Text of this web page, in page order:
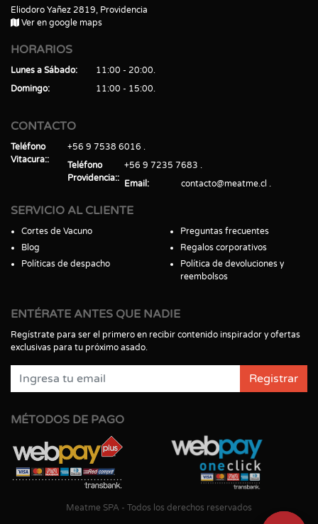
Eliodoro Yañez 2819, Providencia
Ver en google maps
HORARIOS
Lunes a Sábado
11:00 - 20:00
Domingo
11:00 - 15:00
CONTACTO
Teléfono
Vitacura:
+56 9 7538 6016
Teléfono
Providencia:
+56 9 7235 7683
Email
contacto@meatme.cl
SERVICIO AL CLIENTE
Cortes de Vacuno
Blog
Políticas de despacho
Preguntas frecuentes
Regalos corporativos
Política de devoluciones y
reembolsos
ENTÉRATE ANTES QUE NADIE
Regístrate para ser el primero en recibir contenido inspirador y ofertas
exclusivas para tu próximo asado.
Registrar
MÉTODOS DE PAGO
Meatme SPA - Todos los derechos reservados